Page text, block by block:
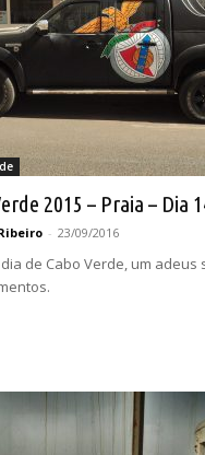
2015 – Praia – Dia
- 23/09/2016
de Cabo Verde, um adeus